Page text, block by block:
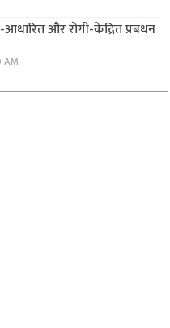
आधारित और रोगी-केंद्रित प्रबंधन
AM